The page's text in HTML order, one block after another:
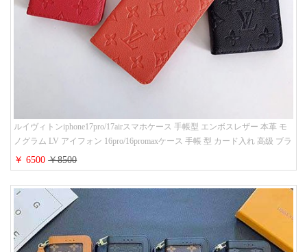
ルイヴィトンiphone17pro/17airスマホケース 手帳型 エンボスレザー 本革 モ
ノグラム LV アイフォン 16pro/16promaxケース 手帳 型 カード入れ 高级 ブラ
ンド iPhone 15/14/13 proケース 手帳型 男女通用 大人かわいい
￥ 6500￥8500